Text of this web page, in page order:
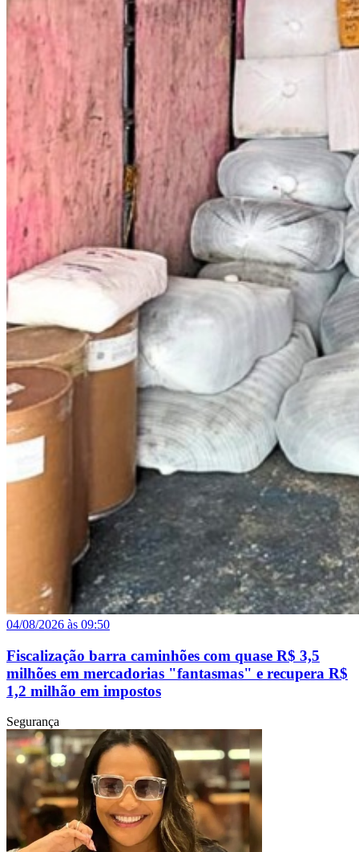
04/08/2026 às 09:50
Fiscalização barra caminhões com quase R$ 3,5
milhões em mercadorias "fantasmas" e recupera R$
1,2 milhão em impostos
Segurança